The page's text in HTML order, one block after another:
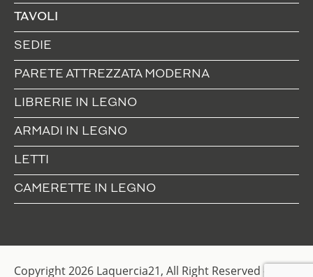
TAVOLI
SEDIE
PARETE ATTREZZATA MODERNA
LIBRERIE IN LEGNO
ARMADI IN LEGNO
LETTI
CAMERETTE IN LEGNO
Copyright 2026 Laquercia21, All Right Reserved -